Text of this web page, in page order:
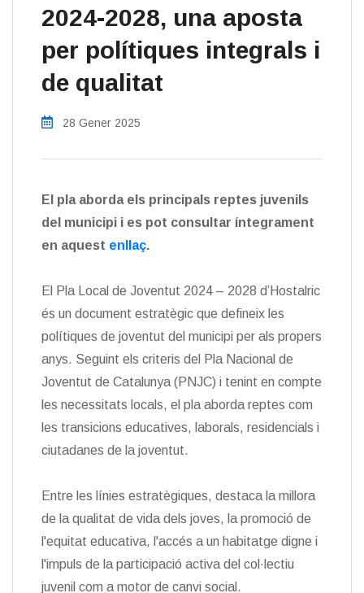
2024-2028, una aposta
per polítiques integrals i
de qualitat
28 Gener 2025
El pla aborda els principals reptes juvenils
del municipi i es pot consultar íntegrament
en aquest enllaç.
El Pla Local de Joventut 2024 – 2028 d’Hostalric
és un document estratègic que defineix les
polítiques de joventut del municipi per als propers
anys. Seguint els criteris del Pla Nacional de
Joventut de Catalunya (PNJC) i tenint en compte
les necessitats locals, el pla aborda reptes com
les transicions educatives, laborals, residencials i
ciutadanes de la joventut.
Entre les línies estratègiques, destaca la millora
de la qualitat de vida dels joves, la promoció de
l'equitat educativa, l'accés a un habitatge digne i
l'impuls de la participació activa del col·lectiu
juvenil com a motor de canvi social.